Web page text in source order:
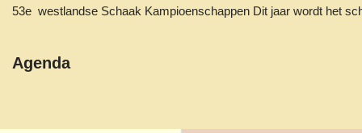
53e westlandse Schaak Kampioenschappen Dit jaar wordt het
Agenda